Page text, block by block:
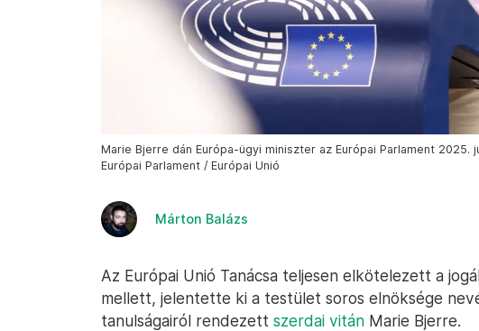
Marie Bjerre dán Európa-ügyi miniszter az Európai Parlament 2025.
Európai Parlament / Európai Unió
Márton Balázs
Az Európai Unió Tanácsa teljesen elkötelezett a
mellett, jelentette ki a testület soros elnöksége
tanulságairól rendezett szerdai vitán Marie Bjerre.